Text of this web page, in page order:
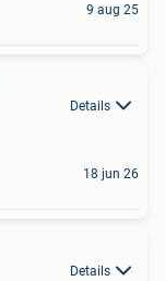
9 aug 25
Details
18 jun 26
Details